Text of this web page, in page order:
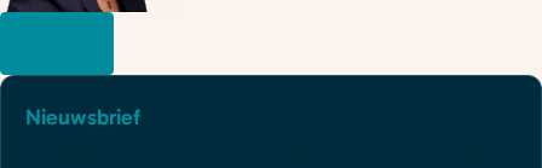
Nieuwsbrief